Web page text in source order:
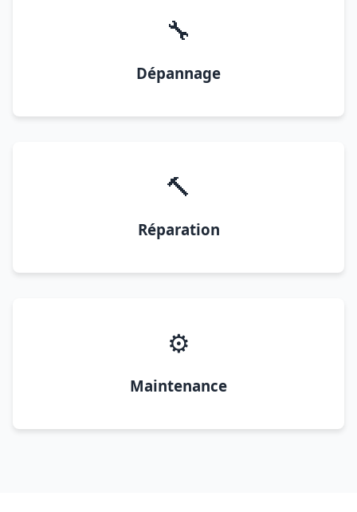
🔧
Dépannage
🔨
Réparation
⚙️
Maintenance